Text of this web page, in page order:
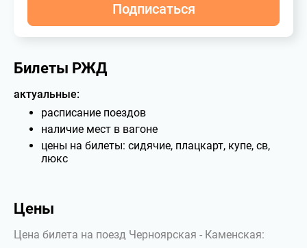
Подписаться
Билеты РЖД
актуальные:
расписание поездов
наличие мест в вагоне
цены на билеты: сидячие, плацкарт, купе, св,
люкс
Цены
Цена билета на поезд Черноярская - Каменская: